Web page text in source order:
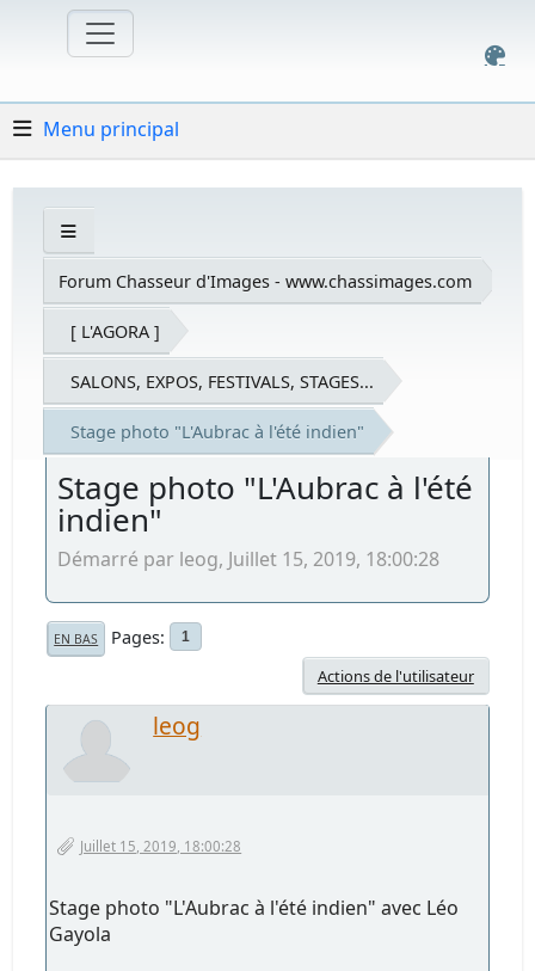
Menu principal
Forum Chasseur d'Images - www.chassimages.com
[ L'AGORA ]
SALONS, EXPOS, FESTIVALS, STAGES...
Stage photo "L'Aubrac à l'été indien"
Stage photo "L'Aubrac à l'été
indien"
Démarré par leog, Juillet 15, 2019, 18:00:28
EN BAS Pages 1
Actions de l'utilisateur
leog
Juillet 15, 2019, 18:00:28
Stage photo "L'Aubrac à l'été indien" avec Léo
Gayola